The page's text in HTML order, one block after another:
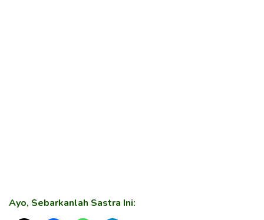
Ayo, Sebarkanlah Sastra Ini: